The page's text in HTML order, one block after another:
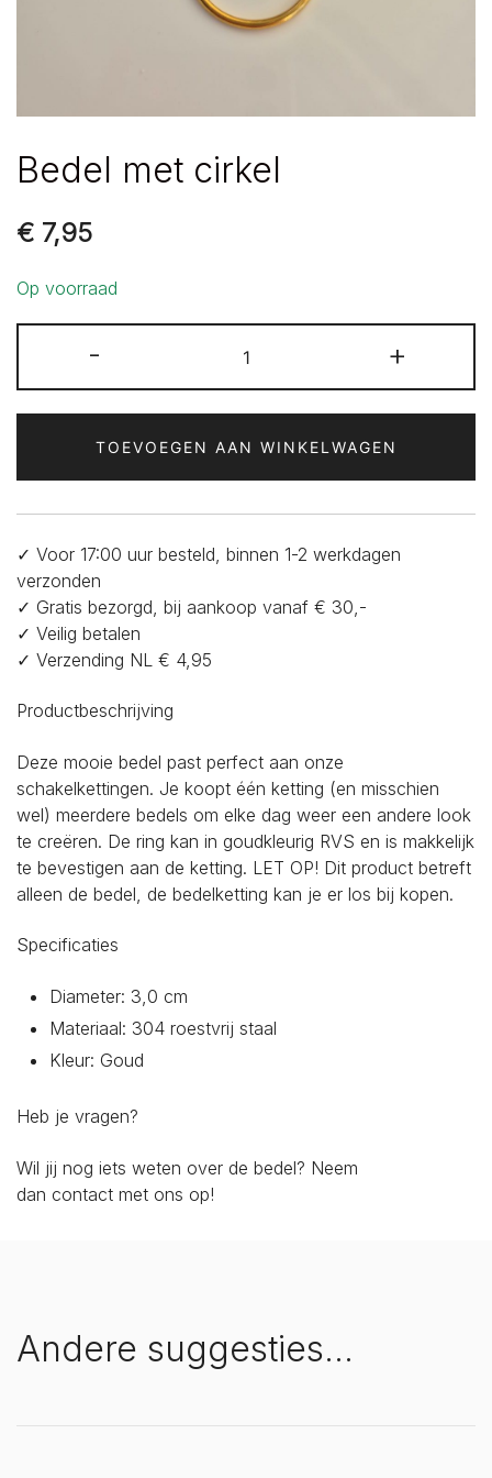
Bedel met cirkel
€ 7,95
Op voorraad
-
met
cirkel
aantal
+
TOEVOEGEN AAN WINKELWAGEN
✓ Voor 17:00 uur besteld, binnen 1-2 werkdagen
verzonden
✓ Gratis bezorgd, bij aankoop vanaf € 30,-
✓ Veilig betalen
✓ Verzending NL € 4,95
Productbeschrijving
Deze mooie bedel past perfect aan onze
schakelkettingen. Je koopt één ketting (en misschien
wel) meerdere bedels om elke dag weer een andere look
te creëren. De ring kan in goudkleurig RVS en is makkelijk
te bevestigen aan de ketting. LET OP! Dit product betreft
alleen de bedel, de bedelketting kan je er los bij kopen.
Specificaties
Diameter: 3,0 cm
Materiaal: 304 roestvrij staal
Kleur: Goud
Heb je vragen?
Wil jij nog iets weten over de bedel? Neem
dan contact met ons op!
Andere suggesties…